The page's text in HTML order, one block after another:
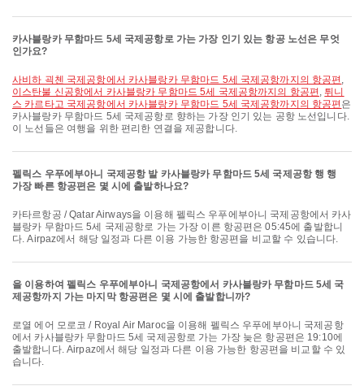
카사블랑카 무함마드 5세 국제공항로 가는 가장 인기 있는 항공 노선은 무엇
인가요?
사비하 괵첸 국제공항에서 카사블랑카 무함마드 5세 국제공항까지의 항공편 ,
이스탄불 신공항에서 카사블랑카 무함마드 5세 국제공항까지의 항공편 ,튀니
스 카르타고 국제공항에서 카사블랑카 무함마드 5세 국제공항까지의 항공편 은
카사블랑카 무함마드 5세 국제공항로 향하는 가장 인기 있는 공항 노선입니다.
이 노선들은 여행을 위한 편리한 연결을 제공합니다.
펠릭스 우푸에부아니 국제공항 발 카사블랑카 무함마드 5세 국제공항 행 행
가장 빠른 항공편은 몇 시에 출발하나요?
카타르항공 / Qatar Airways을 이용해 펠릭스 우푸에부아니 국제공항에서 카사
블랑카 무함마드 5세 국제공항로 가는 가장 이른 항공편은 05:45에 출발합니
다. Airpaz에서 해당 일정과 다른 이용 가능한 항공편을 비교할 수 있습니다.
을 이용하여 펠릭스 우푸에부아니 국제공항에서 카사블랑카 무함마드 5세 국
제공항까지 가는 마지막 항공편은 몇 시에 출발합니까?
로열 에어 모로코 / Royal Air Maroc을 이용해 펠릭스 우푸에부아니 국제공항
에서 카사블랑카 무함마드 5세 국제공항로 가는 가장 늦은 항공편은 19:10에
출발합니다. Airpaz에서 해당 일정과 다른 이용 가능한 항공편을 비교할 수 있
습니다.